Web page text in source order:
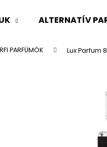
ALTERNATÍV
PARFÜMÖK Lux Parfum
Mit